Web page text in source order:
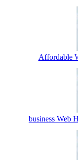
Affordable
business Web